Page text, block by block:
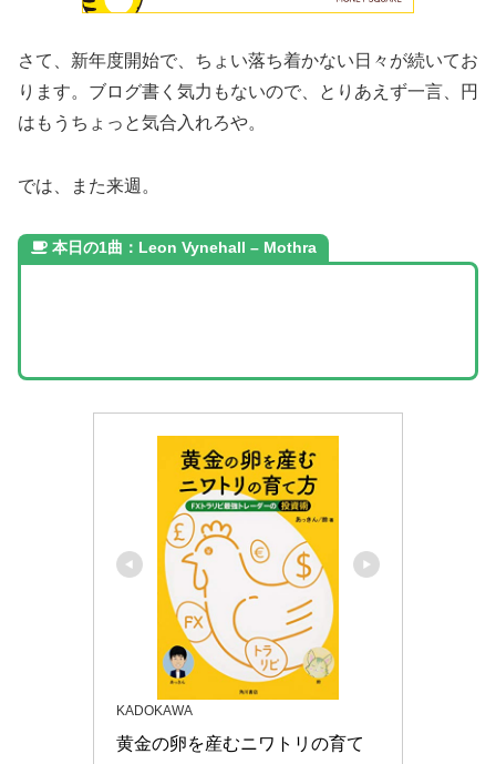
さて、新年度開始で、ちょい落ち着かない日々が続いてお
ります。ブログ書く気力もないので、とりあえず一言、円
はもうちょっと気合入れろや。
では、また来週。
本日の1曲：Leon Vynehall – Mothra
KADOKAWA
黄金の卵を産むニワトリの育て